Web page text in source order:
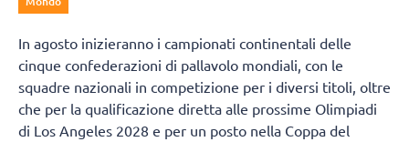
In agosto inizieranno i campionati continentali delle
cinque confederazioni di pallavolo mondiali, con le
squadre nazionali in competizione per i diversi titoli, oltre
che per la qualificazione diretta alle prossime Olimpiadi
di Los Angeles 2028 e per un posto nella Coppa del